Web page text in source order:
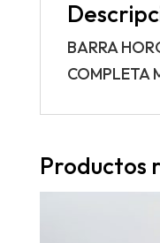
BARRA
COMPLETA
Productos